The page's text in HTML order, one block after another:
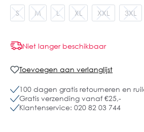
S M L XL XXL 3XL
Niet langer beschikbaar
Toevoegen aan verlanglijst
100 dagen gratis retourneren en
Gratis verzending vanaf €25,-
Klantenservice: 020 82 03 744